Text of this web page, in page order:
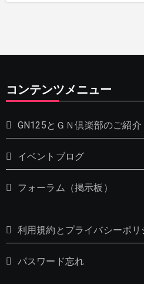
コンテンツメニュー
GN125とＧＮ倶楽部のご紹介
イベントブログ
フォーラム（掲示板）
利用規約とプライバシーポリ
パスワード忘れ